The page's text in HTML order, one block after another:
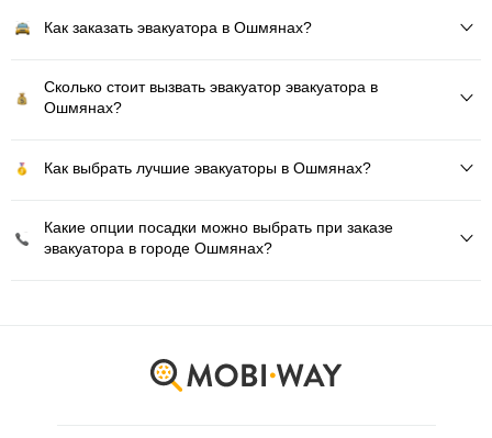
Как заказать эвакуатора в Ошмянах?
Сколько стоит вызвать эвакуатор эвакуатора в
Ошмянах?
Как выбрать лучшие эвакуаторы в Ошмянах?
Какие опции посадки можно выбрать при заказе
эвакуатора в городе Ошмянах?